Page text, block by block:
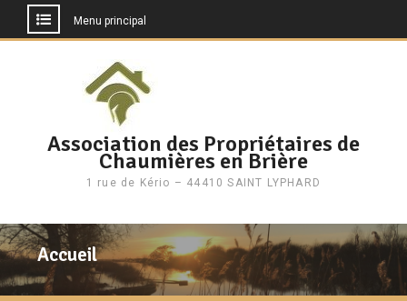
Menu principal
Association des Propriétaires de
Chaumières en Brière
1 rue de Kério – 44410 SAINT LYPHARD
Accueil